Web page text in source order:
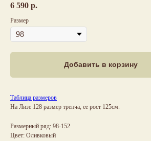
6 590 р.
Размер
Добавить в корзину
Таблица размеров
На Лизе 128 размер тренча, ее рост 125см.
Размерный ряд: 98-152
Цвет: Оливковый